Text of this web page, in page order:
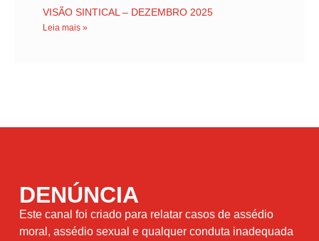
VISÃO SINTICAL – DEZEMBRO 2025
Leia mais »
DENÚNCIA
Este canal foi criado para relatar casos de assédio
moral, assédio sexual e qualquer conduta inadequada